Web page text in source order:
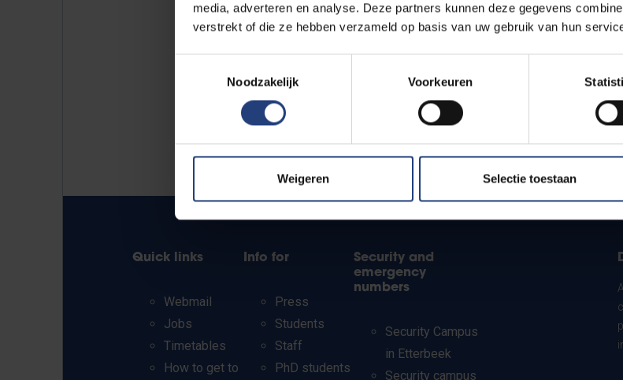
media, adverteren en analyse. Deze partners kunnen deze gegevens
verstrekt of die ze hebben verzameld op basis van uw gebruik van hun
Noodzakelijk
Voorkeuren
Weigeren Selectie toestaan
The full URL of the page where you encountered the error.
E.g. https://www.vub.be/nl/studeren-aan-de-vub/alle-opleidingen
Quick links
Webmail
Jobs
Timetables
How to get to
Info for
Press
Students
Staff
PhD students
Security and
emergency
numbers
Security Campus
in Etterbeek
Security campus